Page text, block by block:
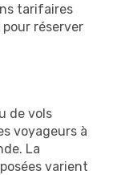
tarifaires
réserver
de vols
voyageurs à
La
varient